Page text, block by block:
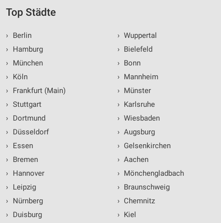
Top Städte
›
Berlin
›
Hamburg
›
München
›
Köln
›
Frankfurt (Main)
› Stuttgart
›
Dortmund
›
Düsseldorf
›
Essen
›
Bremen
›
Hannover
›
Leipzig
›
Nürnberg
›
Duisburg
› Wuppertal
› Bielefeld
› Bonn
› Mannheim
› Münster
› Karlsruhe
› Wiesbaden
› Augsburg
› Gelsenkirchen
› Aachen
› Mönchengladbach
› Braunschweig
› Chemnitz
› Kiel